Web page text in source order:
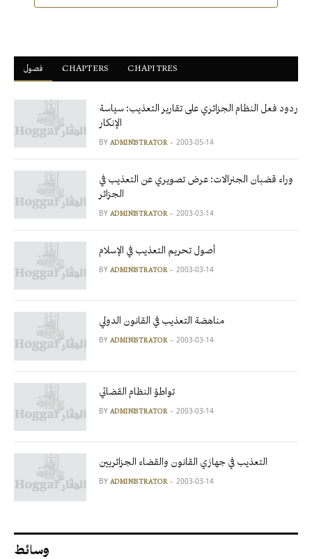
فصول ْCHAPTERS CHAPITRES
ردود فعل النظام الجزائري على تقارير التعذيب: سياسة
الإنكار
BY ADMINISTRATOR 2003-05-14
وراء قضبان الجنرالات: عرض تصويري عن التعذيب في
الجزائر
BY ADMINISTRATOR 2003-03-14
أصول تحريم التعذيب في الإسلام
BY ADMINISTRATOR 2003-03-14
مناهضة التعذيب في القانون الدولي
BY ADMINISTRATOR 2003-03-14
تواطؤ النظام القضائي
BY ADMINISTRATOR 2003-03-14
التعذيب في جهازي القانون والقضاء الجزائريين
BY ADMINISTRATOR 2003-03-14
وسائط